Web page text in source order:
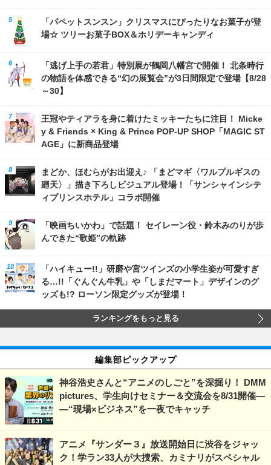
「パペットスンスン」クリスマスにぴったりなお菓子が登
場☆ ツリーお菓子BOX＆ホリデーキャンディ
「逃げ上手の若君」特別展が鶴岡八幡宮で開催！ 北条時行
の物語を体感できる“幻の展覧会”が3日間限定で登場【8/28
～30】
王冠やティアラを身に着けたミッキーたちに注目！ Micke
y & Friends × King & Prince POP-UP SHOP「MAGIC ST
AGE」に新商品登場
まどか、ほむらがお出迎え♪ 「まどマギ〈ワルプルギスの
廻天〉」描き下ろしビジュアル登場！「サンシャインシテ
ィプリンスホテル」コラボ開催
「映画ちいかわ」で話題！ セイレーン役・鈴木みのりが歩
んできた“歌姫”の軌跡
「ハイキュー!!」研磨や宮ツインズの小学生姿が可愛すぎ
る…!!「ぐんぐん牛乳」や「しまだマート」デザインのグ
ッズも!? ローソン限定グッズが登場！
ランキングをもっと見る
編集部ピックアップ
神谷浩史さんと“アニメのしごと”を深掘り！ DMM
pictures、学生向けセミナー＆交流会を8/31開催―
―“現場×ビジネス”を一夜でキャッチ
アニメ『サンダー３』放送開始日に渋谷をジャッ
ク！学ラン33人が大捜索、カミナリがスペシャル